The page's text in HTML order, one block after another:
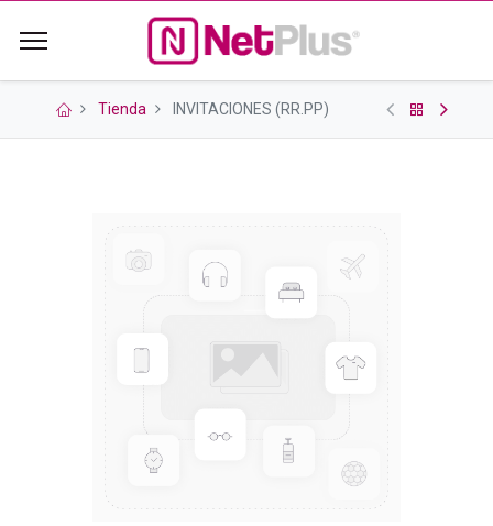
Tienda INVITACIONES (RR.PP)